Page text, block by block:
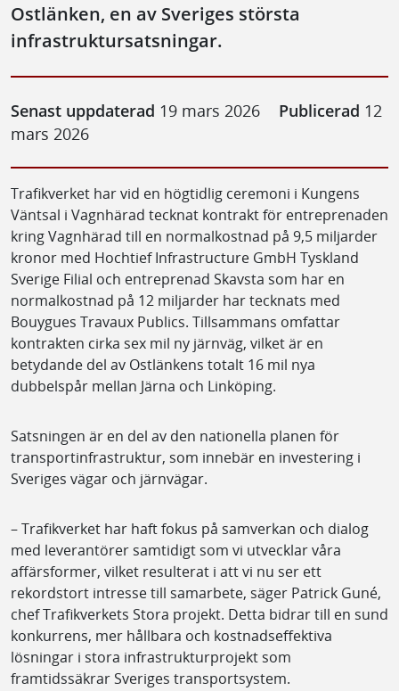
Ostlänken, en av Sveriges största
infrastruktursatsningar.
Senast uppdaterad 19 mars 2026 Publicerad 12
mars 2026
Trafikverket har vid en högtidlig ceremoni i Kungens
Väntsal i Vagnhärad tecknat kontrakt för entreprenaden
kring Vagnhärad till en normalkostnad på 9,5 miljarder
kronor med Hochtief Infrastructure GmbH Tyskland
Sverige Filial och entreprenad Skavsta som har en
normalkostnad på 12 miljarder har tecknats med
Bouygues Travaux Publics. Tillsammans omfattar
kontrakten cirka sex mil ny järnväg, vilket är en
betydande del av Ostlänkens totalt 16 mil nya
dubbelspår mellan Järna och Linköping.
Satsningen är en del av den nationella planen för
transportinfrastruktur, som innebär en investering i
Sveriges vägar och järnvägar.
– Trafikverket har haft fokus på samverkan och dialog
med leverantörer samtidigt som vi utvecklar våra
affärsformer, vilket resulterat i att vi nu ser ett
rekordstort intresse till samarbete, säger Patrick Guné,
chef Trafikverkets Stora projekt. Detta bidrar till en sund
konkurrens, mer hållbara och kostnadseffektiva
lösningar i stora infrastrukturprojekt som
framtidssäkrar Sveriges transportsystem.